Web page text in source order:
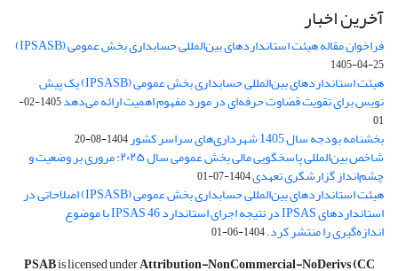
آخرین اخبار
فراخوان مقاله هیئت استانداردهای بین‌المللی حسابداری بخش عمومی (IPSASB)
1405-04-25
هیئت استانداردهای بین‌المللی حسابداری بخش عمومی (IPSASB) یک پیش
نویس برای تقویت قضاوت‌ حرفه‌ای در مورد مفهوم اهمیت ارائه می‌دهد
1405-02-
01
بخشنامه بودجه سال 1405 شهرداری‌های سراسر کشور 1404-08-20
شاخص بین‌المللی پاسخگویی مالی بخش عمومی سال ۲۰۲۵: مروری بر وضعیت و
چشم‌انداز گزارشگری تعهدی1404-07-01
هیئت استانداردهای بین‌المللی حسابداری بخش عمومی (IPSASB) اصلاحاتی در
استانداردهای IPSAS در نتیجه اجرای استاندارد IPSAS 46 با موضوع
اندازه‌گیری را منتشر کرد.1404-06-01
PSABis licensed underAttribution-NonCommercial-NoDerivs (CC